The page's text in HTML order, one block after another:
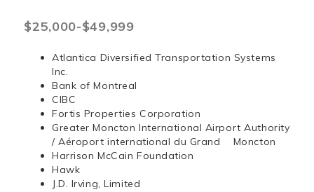
$25,000-$49,999
Atlantica Diversified Transportation Systems
Inc.
Bank of Montreal
CIBC
Fortis Properties Corporation
Greater Moncton International Airport Authority
/ Aéroport international du Grand Moncton
Harrison McCain Foundation
Hawk
J.D. Irving, Limited